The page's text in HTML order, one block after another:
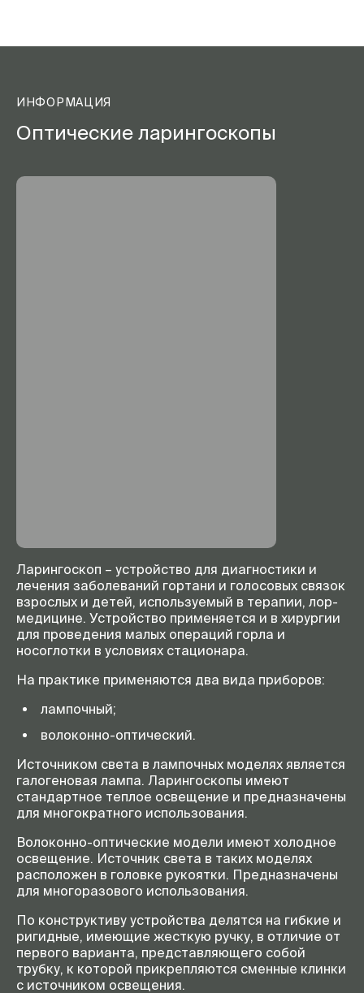
ИНФОРМАЦИЯ
Оптические ларингоскопы
Ларингоскоп – устройство для диагностики и
лечения заболеваний гортани и голосовых связок
взрослых и детей, используемый в терапии, лор-
медицине. Устройство применяется и в хирургии
для проведения малых операций горла и
носоглотки в условиях стационара.
На практике применяются два вида приборов:
лампочный;
волоконно-оптический.
Источником света в лампочных моделях является
галогеновая лампа. Ларингоскопы имеют
стандартное теплое освещение и предназначены
для многократного использования.
Волоконно-оптические модели имеют холодное
освещение. Источник света в таких моделях
расположен в головке рукоятки. Предназначены
для многоразового использования.
По конструктиву устройства делятся на гибкие и
ригидные, имеющие жесткую ручку, в отличие от
первого варианта, представляющего собой
трубку, к которой прикрепляются сменные клинки
с источником освещения.